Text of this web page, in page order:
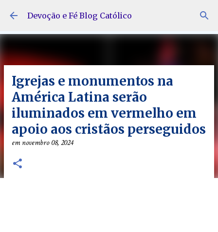
Pular para o conteúdo principal
Devoção e Fé Blog Católico
Igrejas e monumentos na
América Latina serão
iluminados em vermelho em
apoio aos cristãos perseguidos
emnovembro 08, 2024